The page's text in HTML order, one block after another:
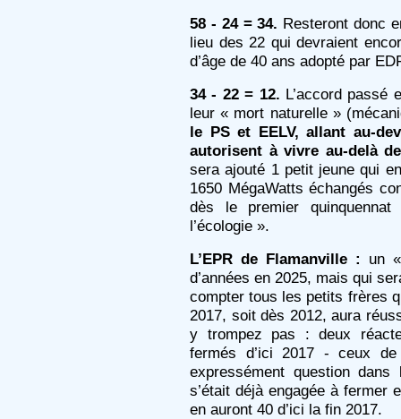
58 - 24 = 34. Resteront donc
lieu des 22 qui devraient
d’âge de 40 ans adopté par
34 - 22 = 12. L’accord passé
leur « mort naturelle »
le PS et EELV, allant au-
autorisent à vivre au-delà
sera ajouté 1 petit jeune qui
1650 MégaWatts échangés
dès le premier
l’écologie ».
L’EPR de Flamanville : un
d’années en 2025, mais qui
compter tous les petits frères
2017, soit dès 2012, aura
y trompez pas : deux
fermés d’ici 2017 - ceux
expressément question dans
s’était déjà engagée à fermer
en auront 40 d’ici la fin 2017.